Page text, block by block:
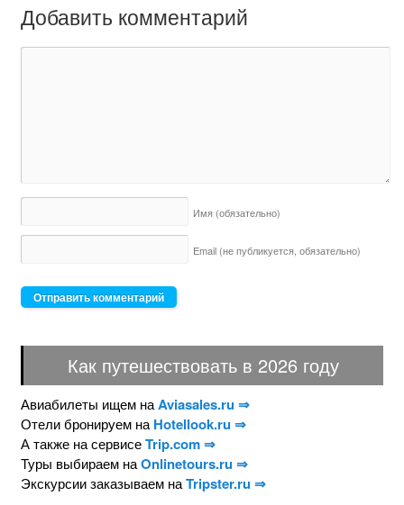
Добавить комментарий
Имя (обязательно)
Email (не публикуется, обязательно)
Как путешествовать в 2026 году
Авиабилеты ищем наAviasales.ru ⇒
Отели бронируем на Hotellook.ru ⇒
А также на сервисеTrip.com ⇒
Туры выбираем наOnlinetours.ru ⇒
Экскурсии заказываем наTripster.ru ⇒